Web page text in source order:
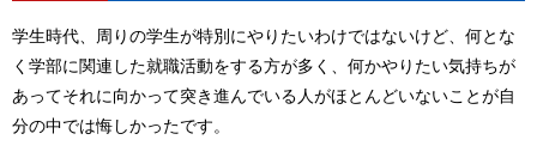
学生時代、周りの学生が特別にやりたいわけではないけど、何とな
く学部に関連した就職活動をする方が多く、何かやりたい気持ちが
あってそれに向かって突き進んでいる人がほとんどいないことが自
分の中では悔しかったです。